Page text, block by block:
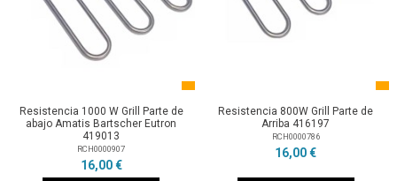
Resistencia 1000 W Grill Parte de
abajo Amatis Bartscher Eutron
419013
RCH0000907
16,00 €
Resistencia 800W Grill Parte de
Arriba 416197
RCH0000786
16,00 €